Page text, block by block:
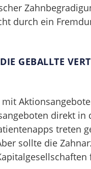
durch ein
GEBALLTE
direkt
treten
sollte die